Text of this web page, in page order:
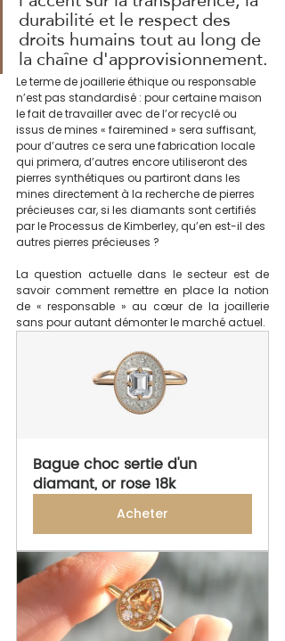
durabilité et le respect des
droits humains tout au long de
la chaîne d'approvisionnement.
Le terme de joaillerie éthique ou responsable
n’est pas standardisé : pour certaine maison
le fait de travailler avec de l’or recyclé ou
issus de mines « fairemined » sera suffisant,
pour d’autres ce sera une fabrication locale
qui primera, d’autres encore utiliseront des
pierres synthétiques ou partiront dans les
mines directement à la recherche de pierres
précieuses car, si les diamants sont certifiés
par le Processus de Kimberley, qu’en est-il des
autres pierres précieuses ?
La question actuelle dans le secteur est de
savoir comment remettre en place la notion
de « responsable » au cœur de la joaillerie
sans pour autant démonter le marché actuel.
Bague choc sertie d'un
diamant, or rose 18k
Acheter